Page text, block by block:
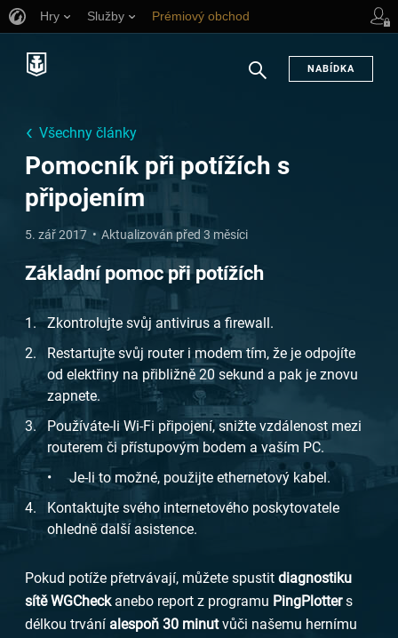
Hry Služby Prémiový obchod
NABÍDKA
Všechny články
Pomocník při potížích s
připojením
5. zář 2017 Aktualizován před 3 měsíci
Základní pomoc při potížích
Zkontrolujte svůj antivirus a firewall.
Restartujte svůj router i modem tím, že je odpojíte
od elektřiny na přibližně 20 sekund a pak je znovu
zapnete.
Používáte-li Wi-Fi připojení, snižte vzdálenost mezi
routerem či přístupovým bodem a vaším PC.
Je-li to možné, použijte ethernetový kabel.
Kontaktujte svého internetového poskytovatele
ohledně další asistence.
Pokud potíže přetrvávají, můžete spustit diagnostiku
sítě WGCheckanebo report z programu PingPlotters
délkou trvání alespoň 30 minutvůči našemu hernímu